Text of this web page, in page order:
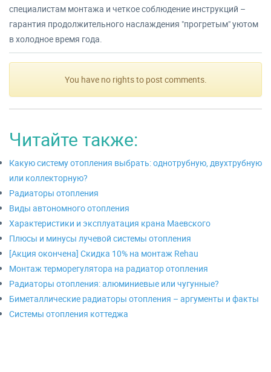
специалистам монтажа и четкое соблюдение инструкций –
гарантия продолжительного наслаждения "прогретым" уютом
в холодное время года.
You have no rights to post comments.
Читайте также:
Какую систему отопления выбрать: однотрубную, двухтрубную
или коллекторную?
Радиаторы отопления
Виды автономного отопления
Характеристики и эксплуатация крана Маевского
Плюсы и минусы лучевой системы отопления
[Акция окончена] Скидка 10% на монтаж Rehau
Монтаж терморегулятора на радиатор отопления
Радиаторы отопления: алюминиевые или чугунные?
Биметаллические радиаторы отопления – аргументы и факты
Системы отопления коттеджа